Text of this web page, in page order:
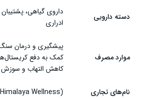
قرص سیستون در بارداری
شرایط نگهداری قرص سیستون
دسته دارویی
داروی گیاهی،
ادراری
موارد مصرف
پیشگیری و درمان
کمک به دفع
کاهش التهاب و سوزش
نام‌های تجاری Wellness)